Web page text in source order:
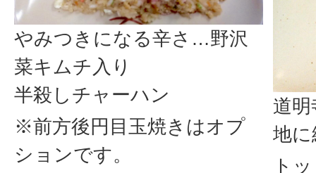
やみつきになる辛さ…野沢
菜キムチ入り
半殺しチャーハン
※前方後円目玉焼きはオプ
ションです。
道
地
ト